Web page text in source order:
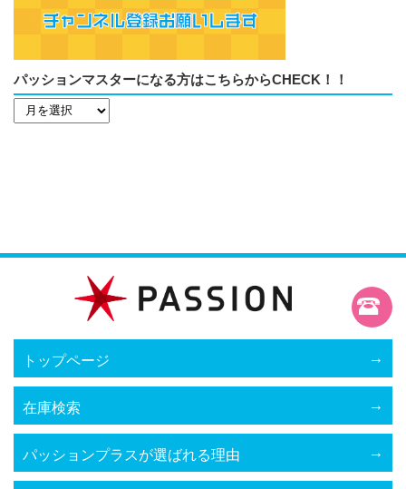
パッションマスターになる方はこちらからCHECK！！
トップページ
在庫検索
パッションプラスが選ばれる理由